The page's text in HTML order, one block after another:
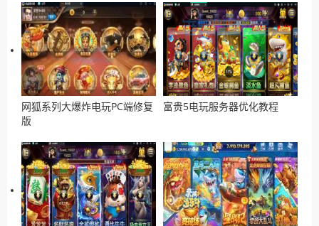
网狐系列大爆炸电玩PC端修复
版
富贵5电玩服务器优化教程